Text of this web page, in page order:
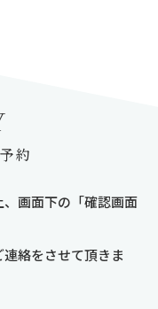
約
画面下の「確認画面
絡をさせて頂きま